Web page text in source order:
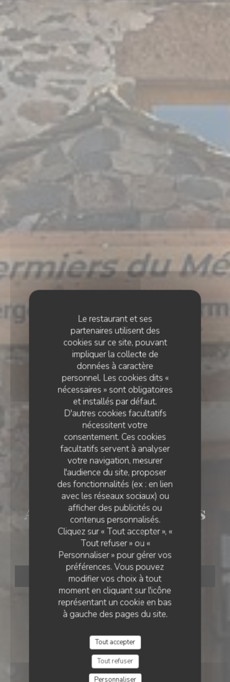
Le restaurant et ses
partenaires utilisent des
cookies sur ce site, pouvant
impliquer la collecte de
données à caractère
personnel. Les cookies dits «
nécessaires » sont obligatoires
et installés par défaut.
D'autres cookies facultatifs
nécessitent votre
consentement. Ces cookies
facultatifs servent à analyser
votre navigation, mesurer
l'audience du site, proposer
des fonctionnalités (ex : en lien
avec les réseaux sociaux) ou
afficher des publicités ou
contenus personnalisés.
Cliquez sur « Tout accepter », «
Tout refuser » ou «
Personnaliser » pour gérer vos
préférences. Vous pouvez
modifier vos choix à tout
moment en cliquant sur l'icône
représentant un cookie en bas
à gauche des pages du site.
Tout accepter
Tout refuser
Personnaliser
AUBERGE PAYSANNE• LES ESTABLES
Auberge Les Fermiers
du Mézenc
RÉSERVER